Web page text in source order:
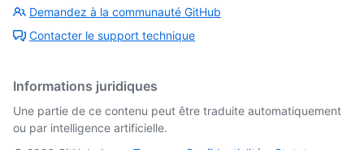
Demandez à la communauté GitHub
Contacter le support technique
Informations juridiques
Une partie de ce contenu peut être traduite automatiquement
ou par intelligence artificielle.